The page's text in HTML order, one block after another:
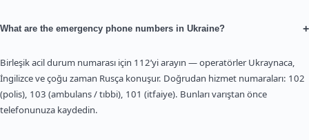
What are the emergency phone numbers in Ukraine? +
Birleşik acil durum numarası için 112’yi arayın — operatörler Ukraynaca,
İngilizce ve çoğu zaman Rusça konuşur. Doğrudan hizmet numaraları: 102
(polis), 103 (ambulans / tıbbi), 101 (itfaiye). Bunları varıştan önce
telefonunuza kaydedin.